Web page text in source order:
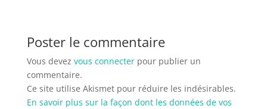
Poster le commentaire
Vous devez vous connecterpour publier un
commentaire.
Ce site utilise Akismet pour réduire les indésirables.
En savoir plus sur la façon dont les données de vos